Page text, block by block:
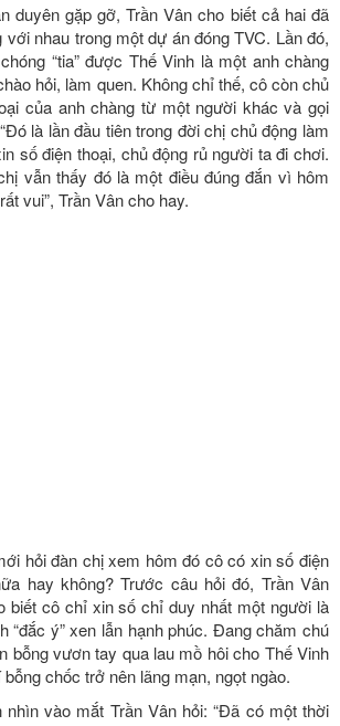
duyên gặp gỡ, Trần Vân cho biết cả hai đã
nhau trong một dự án đóng TVC. Lần đó,
“tia” được Thế Vinh là một anh chàng
hỏi, làm quen. Không chỉ thế, cô còn chủ
của anh chàng từ một người khác và gọi
là lần đầu tiên trong đời chị chủ động làm
số điện thoại, chủ động rủ người ta đi chơi.
vẫn thấy đó là một điều đúng đắn vì hôm
vui”, Trần Vân cho hay.
khoảng cách bởi lúc đó anh rất tự ti vì anh
còn Trần Vân đã có “chỗ đứng” trong sự
trong tình yêu, Trần Vân cho biết gu bạn
một người mà mình cảm thấy phù hợp và có
thì sẽ có cách để có thể duy trì tình